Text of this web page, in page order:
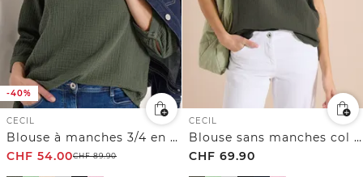
-40%
CECIL
Blouse à manches 3/4 en gaze de coton
CHF 54.00CHF89.90
CECIL
Blouse sans manches col V en gaze de coton
CHF 69.90